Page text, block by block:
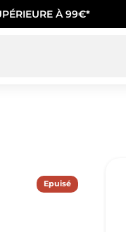
À 99€*
Epuisé